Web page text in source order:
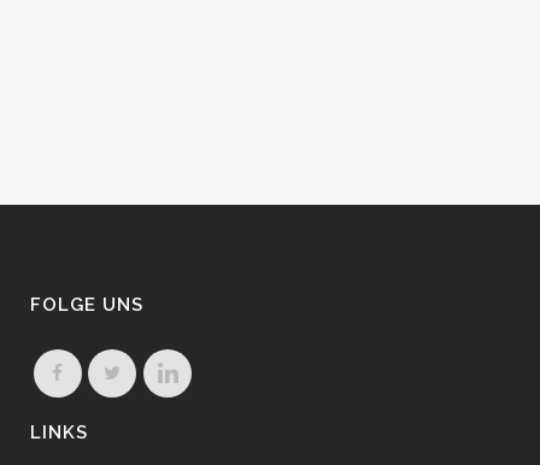
FOLGE UNS
LINKS